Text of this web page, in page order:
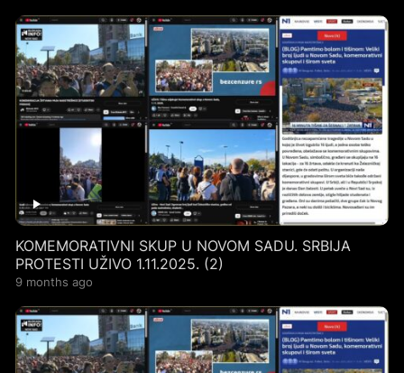
KOMEMORATIVNI SKUP U NOVOM SADU. SRBIJA
PROTESTI UŽIVO 1.11.2025. (2)
9 months ago